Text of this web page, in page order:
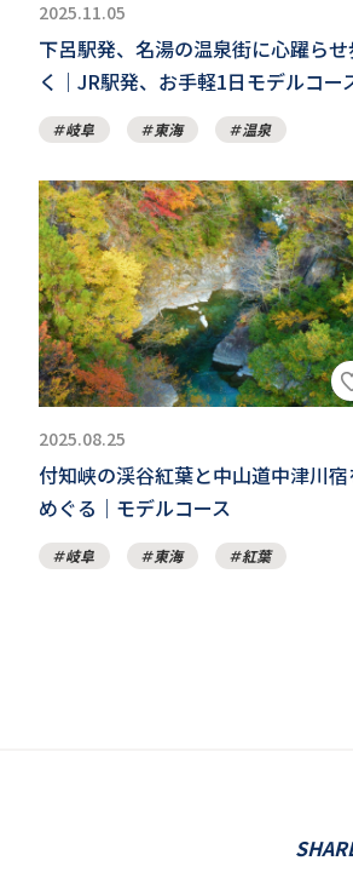
2025.11.05
下呂駅発、名湯の温泉街に心躍ら
く｜JR駅発、お手軽1日モデルコー
岐阜 東海 温泉
2025.08.25
付知峡の渓谷紅葉と中山道中津川宿
めぐる｜モデルコース
岐阜 東海 紅葉